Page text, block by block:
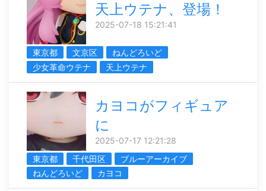
天上ウテナ、登場！
2025-07-18 15:21:41
東京都 文京区
ねんどろいど
少女革命ウテナ
天上ウテナ
カヨコがフィギュア
に
2025-07-17 12:21:28
東京都
千代田区
ブルーアーカイブ
ねんどろいど
カヨコ